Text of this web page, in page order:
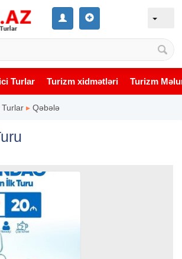
Turlar Turizm xidmətləri Turizm
Turlar ▸ Qəbələ